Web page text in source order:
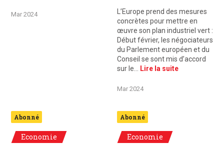
Mar 2024
L’Europe prend des mesures
concrètes pour mettre en
œuvre son plan industriel vert :
Début février, les négociateurs
du Parlement européen et du
Conseil se sont mis d’accord
sur le…
Lire la suite
Mar 2024
Abonné
Economie
Abonné
Economie